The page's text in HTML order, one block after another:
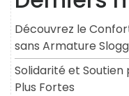
Découvrez le
sans Armature
Solidarité et Soutien
Plus Fortes